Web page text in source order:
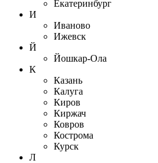
Екатеринбург
И
Иваново
Ижевск
Й
Йошкар-Ола
К
Казань
Калуга
Киров
Киржач
Ковров
Кострома
Курск
Л